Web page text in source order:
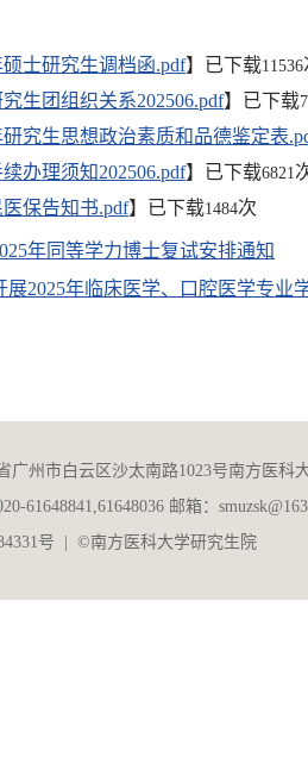
士研究生调档函.pdf】已下载11536
生团组织关系202506.pdf】已下载
究生思想政治素质和品德鉴定表
办理须知202506.pdf】已下载6821
保告知书.pdf】已下载1484次
年同等学力博士复试安排通知
展2025年临床医学、口腔医学专
广州市白云区沙太南路1023号南方医科
61648841,61648036 邮箱：
号 | ©南方医科大学研究生院